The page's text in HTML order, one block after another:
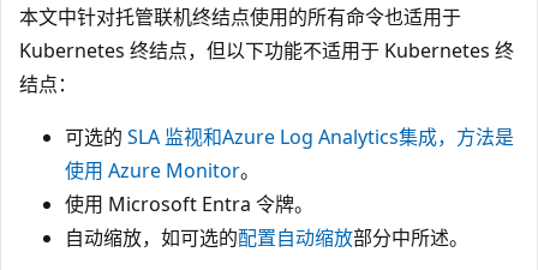
本文中针对托管联机终结点使用的所有命令也适用于
Kubernetes 终结点，但以下功能不适用于 Kubernetes 终
结点：
可选的 SLA 监视和Azure Log Analytics集成，方法是
使用 Azure Monitor。
使用 Microsoft Entra 令牌。
自动缩放，如可选的配置自动缩放部分中所述。